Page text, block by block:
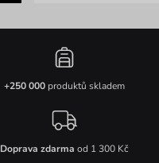
+250 000produktů skladem
Doprava zdarma od 1 300 Kč